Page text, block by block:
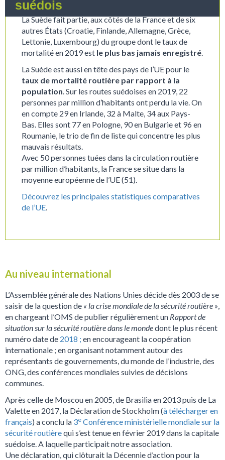
La Suède fait partie, aux côtés de la France et de six
autres États (Croatie, Finlande, Allemagne, Grèce,
Lettonie, Luxembourg) du groupe dont le taux de
mortalité en 2019 est le plus bas jamais enregistré.
La Suède est aussi en tête des pays de l’UE pour le
taux de mortalité routière par rapport à la
population. Sur les routes suédoises en 2019, 22
personnes par million d’habitants ont perdu la vie. On
en compte 29 en Irlande, 32 à Malte, 34 aux Pays-
Bas. Elles sont 77 en Pologne, 90 en Bulgarie et 96 en
Roumanie, le trio de fin de liste qui concentre les plus
mauvais résultats.
Avec 50 personnes tuées dans la circulation routière
par million d’habitants, la France se situe dans la
moyenne européenne de l’UE (51).
Découvrez les principales statistiques comparatives
de l’UE.
suédois
Au niveau international
L’Assemblée générale des Nations Unies décide dès 2003 de se
saisir de la question de « la crise mondiale de la sécurité routière »,
en chargeant l’OMS de publier régulièrement un Rapport de
situation sur la sécurité routière dans le mondedont le plus récent
numéro date de 2018 ; en encourageant la coopération
internationale ; en organisant notamment autour des
représentants de gouvernements, du monde de l’industrie, des
ONG, des conférences mondiales suivies de décisions
communes.
Après celle de Moscou en 2005, de Brasilia en 2013 puis de La
Valette en 2017, la Déclaration de Stockholm (à télécharger en
français) a conclu la 3e Conférence ministérielle mondiale sur la
sécurité routièrequi s’est tenue en février 2019 dans la capitale
suédoise. A laquelle participait notre association.
Une déclaration, qui clôturait la Décennie d’action pour la